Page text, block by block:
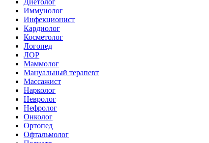
Диетолог
Иммунолог
Инфекционист
Кардиолог
Косметолог
Логопед
ЛОР
Маммолог
Мануальный терапевт
Массажист
Нарколог
Невролог
Нефролог
Онколог
Ортопед
Офтальмолог